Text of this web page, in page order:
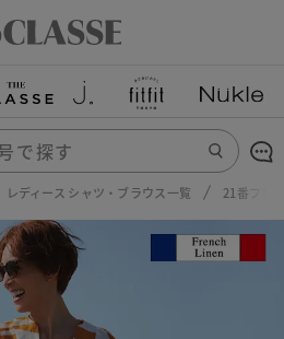
レディース シャツ・ブラウス一覧 21番フレ